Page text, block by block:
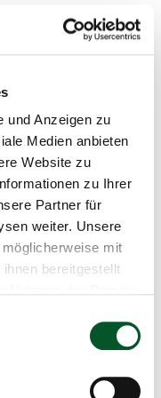
und Anzeigen zu
Medien anbieten
Website zu
zu Ihrer
Partner für
weiter. Unsere
mit
bereitgestellt
(ZUG)